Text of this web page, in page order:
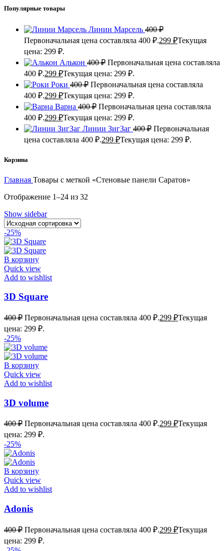
Популярные товары
Линии Марсель 400₽
Первоначальная цена составляла 400 ₽.299 ₽Текущая
цена: 299 ₽.
Алькон 400₽ Первоначальная цена составляла
400 ₽.299 ₽Текущая цена: 299 ₽.
Роки 400₽ Первоначальная цена составляла
400 ₽.299 ₽Текущая цена: 299 ₽.
Варна 400₽ Первоначальная цена составляла
400 ₽.299 ₽Текущая цена: 299 ₽.
Линии ЗигЗаг 400₽ Первоначальная
цена составляла 400 ₽.299 ₽Текущая цена: 299 ₽.
Корзина
Главная Товары с меткой «Стеновые панели Саратов»
Отображение 1–24 из 32
Show sidebar
-25%
В корзину
Quick view
Add to wishlist
3D Square
400₽ Первоначальная цена составляла 400 ₽.299 ₽Текущая
цена: 299 ₽.
-25%
В корзину
Quick view
Add to wishlist
3D volume
400₽ Первоначальная цена составляла 400 ₽.299 ₽Текущая
цена: 299 ₽.
-25%
В корзину
Quick view
Add to wishlist
Adonis
400₽ Первоначальная цена составляла 400 ₽.299 ₽Текущая
цена: 299 ₽.